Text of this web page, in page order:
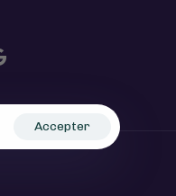
Accepter